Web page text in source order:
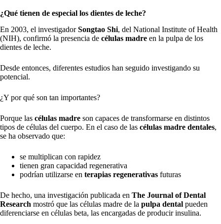
¿Qué tienen de especial los dientes de leche?
En 2003, el investigadorSongtao Shi, del National Institute of Health
(NIH), confirmó la presencia de células madre en la pulpa de los
dientes de leche.
Desde entonces, diferentes estudios han seguido investigando su
potencial.
¿Y por qué son tan importantes?
Porque las células madre son capaces de transformarse en distintos
tipos de células del cuerpo. En el caso de las células madre dentales,
se ha observado que:
se multiplican con rapidez
tienen gran capacidad regenerativa
podrían utilizarse en terapias regenerativas futuras
De hecho, una investigación publicada en The Journal of Dental
Research mostró que las células madre de la pulpa dental pueden
diferenciarse en células beta, las encargadas de producir insulina.